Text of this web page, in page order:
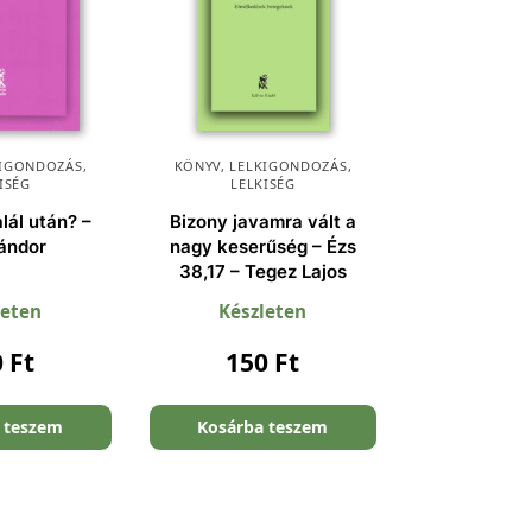
,
után? –
Ft
KÖNYV, LELKIGONDOZÁS,
LELKISÉG
Bizony javamra vált a
nagy keserűség – Ézs
38,17 – Tegez Lajos
Készleten
150 Ft
Kosárba teszem